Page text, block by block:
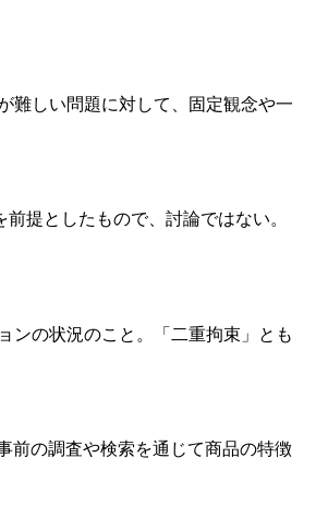
難しい問題に対して、固定観念や一
提としたもので、討論ではない。
ンの状況のこと。「二重拘束」とも
前の調査や検索を通じて商品の特徴